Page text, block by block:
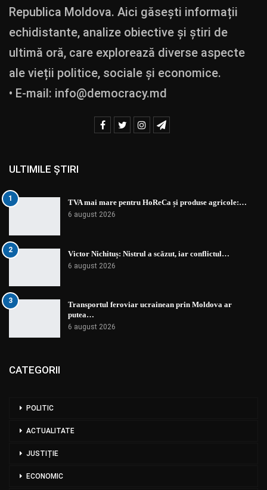
Republica Moldova. Aici găsești informații
echidistante, analize obiective și știri de
ultimă oră, care explorează diverse aspecte
ale vieții politice, sociale și economice.
• E-mail: info@democracy.md
ULTIMILE ȘTIRI
1 TVA mai mare pentru HoReCa și produse agricole:…
6 august 2026
2 Victor Nichituș: Nistrul a scăzut, iar conflictul…
6 august 2026
3
Transportul feroviar ucrainean prin Moldova ar
putea…
6 august 2026
CATEGORII
POLITIC
ACTUALITATE
JUSTIȚIE
ECONOMIC